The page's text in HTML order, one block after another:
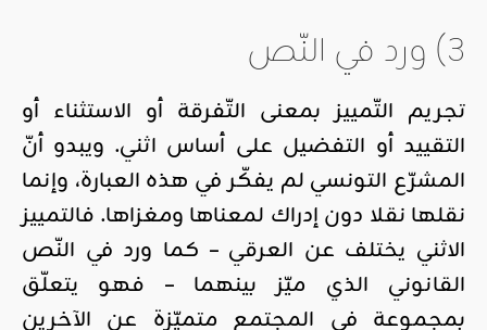
3) ورد في النّص
تجريم التّمييز بمعنى التّفرقة أو الاستثناء أو
التقييد أو التفضيل على أساس اثني. ويبدو أنّ
المشرّع التونسي لم يفكّر في هذه العبارة، وإنما
نقلها نقلا دون إدراك لمعناها ومغزاها. فالتمييز
الاثني يختلف عن العرقي – كما ورد في النّص
القانوني الذي ميّز بينهما – فهو يتعلّق
بمجموعة في المجتمع متميّزة عن الآخرين